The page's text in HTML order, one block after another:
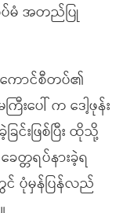
မံ အတည်ပြု
ောင်စီတပ်၏
ြီးပေါ် က ဒေါ့ဖုန်း
းဖြစ်ပြီး ထိုသို့
တ္တရပ်နားခဲ့ရ
ပုံမှန်ပြန်လည်